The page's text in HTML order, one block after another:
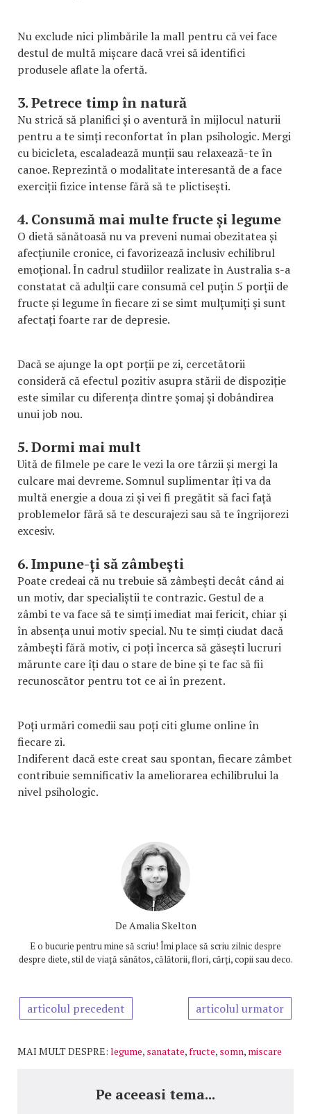
Nu exclude nici plimbările la mall pentru că vei face
destul de multă mișcare dacă vrei să identifici
produsele aflate la ofertă.
3. Petrece timp în natură
Nu strică să planifici și o aventură în mijlocul naturii
pentru a te simți reconfortat în plan psihologic. Mergi
cu bicicleta, escaladează munții sau relaxează-te în
canoe. Reprezintă o modalitate interesantă de a face
exerciții fizice intense fără să te plictisești.
4. Consumă mai multe fructe și legume
O dietă sănătoasă nu va preveni numai obezitatea și
afecțiunile cronice, ci favorizează inclusiv echilibrul
emoțional. În cadrul studiilor realizate în Australia s-a
constatat că adulții care consumă cel puțin 5 porții de
fructe și legume în fiecare zi se simt mulțumiți și sunt
afectați foarte rar de depresie.
Dacă se ajunge la opt porții pe zi, cercetătorii
consideră că efectul pozitiv asupra stării de dispoziție
este similar cu diferența dintre șomaj și dobândirea
unui job nou.
5. Dormi mai mult
Uită de filmele pe care le vezi la ore târzii și mergi la
culcare mai devreme. Somnul suplimentar îți va da
multă energie a doua zi și vei fi pregătit să faci față
problemelor fără să te descurajezi sau să te îngrijorezi
excesiv.
6. Impune-ți să zâmbești
Poate credeai că nu trebuie să zâmbești decât când ai
un motiv, dar specialiștii te contrazic. Gestul de a
zâmbi te va face să te simți imediat mai fericit, chiar și
în absența unui motiv special. Nu te simți ciudat dacă
zâmbești fără motiv, ci poți încerca să găsești lucruri
mărunte care îți dau o stare de bine și te fac să fii
recunoscător pentru tot ce ai în prezent.
Poți urmări comedii sau poți citi glume online în
fiecare zi.
Indiferent dacă este creat sau spontan, fiecare zâmbet
contribuie semnificativ la ameliorarea echilibrului la
nivel psihologic.
De Amalia Skelton
E o bucurie pentru mine să scriu! Îmi place să scriu zilnic despre
despre diete, stil de viață sănătos, călătorii, flori, cărți, copii sau deco.
articolul precedent articolul urmator
MAI MULT DESPRE: legume, sanatate,fructe, somn, miscare
Pe aceeasi tema...